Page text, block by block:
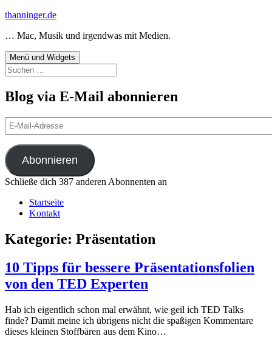
Zum
springen
thanninger.de
… Mac, Musik und irgendwas mit Medien.
Menü und Widgets
Suchen
nach:
Blog via E-Mail abonnieren
E-
Mail-
Adresse
Abonnieren
Schließe dich 387 anderen Abonnenten an
Startseite
Kontakt
Kategorie: Präsentation
10 Tipps für bessere Präsentationsfolien
von den TED Experten
Hab ich eigentlich schon mal erwähnt, wie geil ich TED Talks
finde? Damit meine ich übrigens nicht die spaßigen Kommentare
dieses kleinen Stoffbären aus dem Kino…